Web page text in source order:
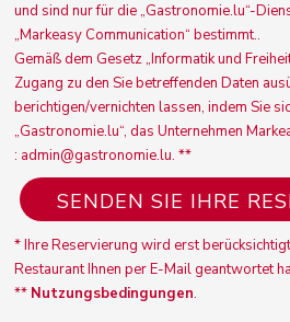
und sind nur für die „Gastronomie.lu“-
„Markeasy Communication“ bestimmt..
Gemäß dem Gesetz „Informatik und
Zugang zu den Sie betreffenden Daten
berichtigen/vernichten lassen, indem Sie
„Gastronomie.lu“, das Unternehmen
: admin@gastronomie.lu. **
* Ihre Reservierung wird erst
Restaurant Ihnen per E-Mail geantwortet
** Nutzungsbedingungen.